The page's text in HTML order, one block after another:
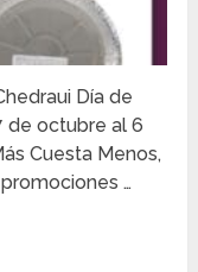
Día de
de octubre al 6
Cuesta Menos,
…